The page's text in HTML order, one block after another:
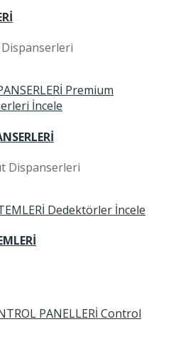
Dispanserleri